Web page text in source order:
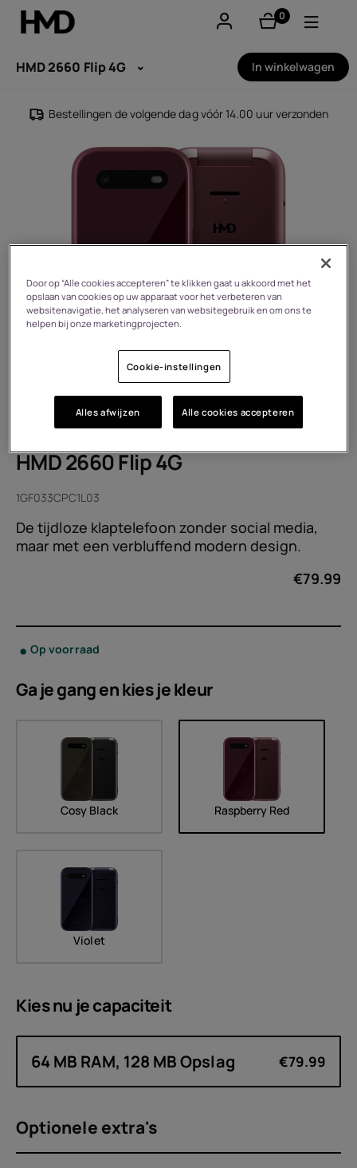
0
product(en)
Smartphones
Feature phones
Accessoires
HMD 2660 Flip 4G In winkelwagen
Bestellingen de volgende dag vóór 14.00 uur verzonden
HMD 2660 Flip 4G
1GF033CPC1L03
De tijdloze klaptelefoon zonder social media,
maar met een verbluffend modern design.
€79.99
Op voorraad
Ga je gang en kies jekleur
Cosy Black Raspberry Red
Violet
Kies nu jecapaciteit
64 MB RAM, 128 MB Opslag €79.99
Optionele extra's
Door op “Alle cookies accepteren” te klikken gaat u akkoord met het
opslaan van cookies op uw apparaat voor het verbeteren van
websitenavigatie, het analyseren van websitegebruik en om ons te
helpen bij onze marketingprojecten.
Cookie-instellingen
Alles afwijzen Alle cookies accepteren